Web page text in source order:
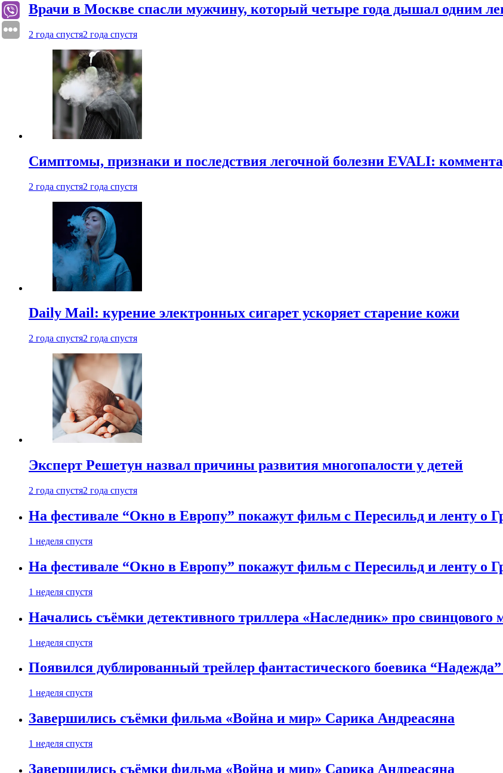
Врачи в Москве спасли мужчину, который четыре года дышал одним
2 года спустя2 года спустя
Симптомы, признаки и последствия легочной болезни EVALI:
2 года спустя2 года спустя
Daily Mail: курение электронных сигарет ускоряет старение кожи
2 года спустя2 года спустя
Эксперт Решетун назвал причины развития многопалости у детей
2 года спустя2 года спустя
На фестивале “Окно в Европу” покажут фильм с Пересильд и ленту о
1 неделя спустя
На фестивале “Окно в Европу” покажут фильм с Пересильд и ленту о
1 неделя спустя
Начались съёмки детективного триллера «Наследник» про свинцового
1 неделя спустя
Появился дублированный трейлер фантастического боевика
1 неделя спустя
Завершились съёмки фильма «Война и мир» Сарика Андреасяна
1 неделя спустя
Завершились съёмки фильма «Война и мир» Сарика Андреасяна